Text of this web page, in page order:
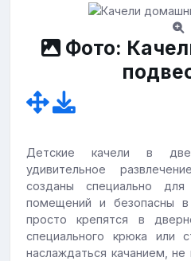
Фото:
Детские качели в
удивительное
созданы специально для
помещений и безопасны в
просто крепятся в
специального крюка или
наслаждаться качанием,